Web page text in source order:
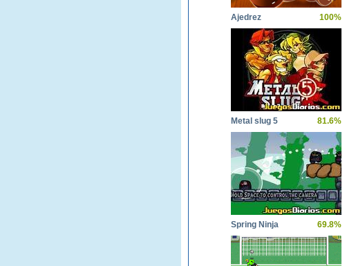
Ajedrez 100%
Metal slug 5 81.6%
Spring Ninja 69.8%